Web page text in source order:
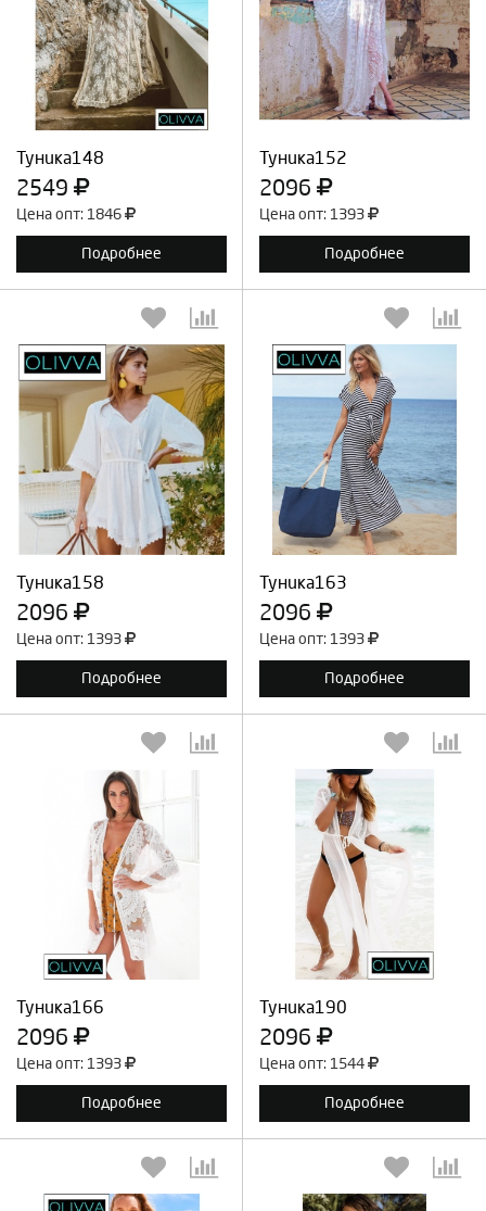
Туника148
2549
Цена опт: 1846
Подробнее
Выберите количество:
Продолжить Отмена
Туника152
2096
Цена опт: 1393
Подробнее
Выберите количество:
Продолжить Отмена
Туника158
2096
Цена опт: 1393
Подробнее
Выберите количество:
Продолжить Отмена
Туника163
2096
Цена опт: 1393
Подробнее
Выберите количество:
Продолжить Отмена
Туника166
2096
Цена опт: 1393
Подробнее
Выберите количество:
Продолжить
Туника190
2096
Цена опт: 1544
Подробнее
Выберите количество:
Продолжить Отмена